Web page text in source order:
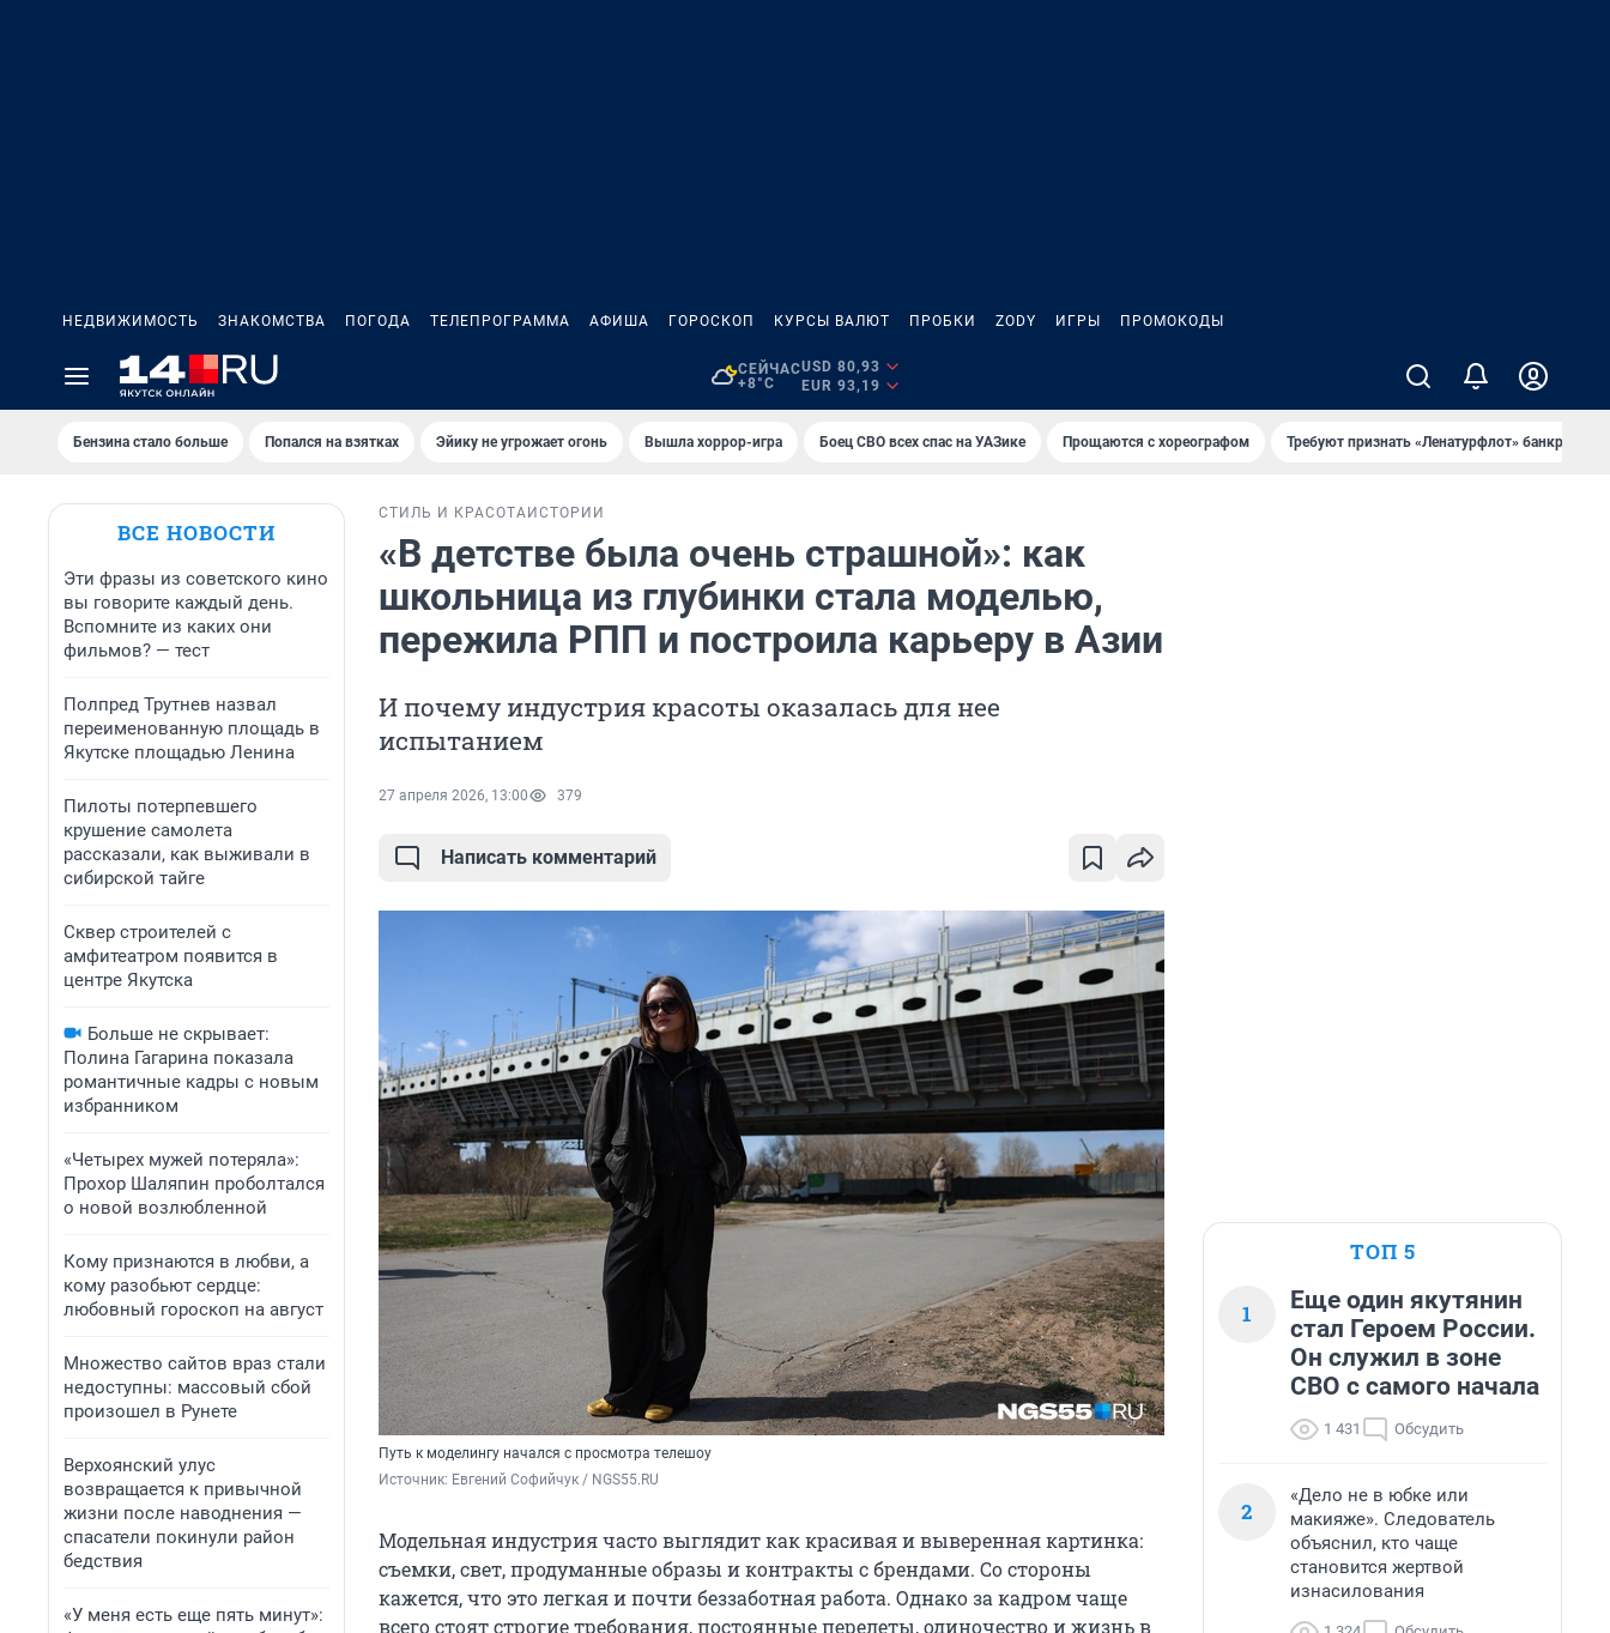
НЕДВИЖИМОСТЬ ЗНАКОМСТВА ПОГОДА ТЕЛЕПРОГРАММА АФИША ГОРОСКОП КУРСЫ ВАЛЮТ ПРОБКИ ZODY ИГРЫ ПРОМОКОДЫ
СЕЙЧАС
+8°C
USD 80,93
EUR 93,19
Бензина стало больше Попался на взятках Эйику не угрожает огонь Вышла хоррор-игра Боец СВО всех спас на УАЗике Прощаются с хореографом Требуют признать «Ленатурфлот» банкротом
ВСЕ НОВОСТИ
Эти фразы из советского кино
вы говорите каждый день.
Вспомните из каких они
фильмов? — тест
Полпред Трутнев назвал
переименованную площадь в
Якутске площадью Ленина
Пилоты потерпевшего
крушение самолета
рассказали, как выживали в
сибирской тайге
Сквер строителей с
амфитеатром появится в
центре Якутска
Больше не скрывает:
Полина Гагарина показала
романтичные кадры с новым
избранником
«Четырех мужей потеряла»:
Прохор Шаляпин проболтался
о новой возлюбленной
Кому признаются в любви, а
кому разобьют сердце:
любовный гороскоп на август
Множество сайтов враз стали
недоступны: массовый сбой
произошел в Рунете
Верхоянский улус
возвращается к привычной
жизни после наводнения —
спасатели покинули район
бедствия
«У меня есть еще пять минут»:
СТИЛЬ И КРАСОТА ИСТОРИИ
«В детстве была очень страшной»: как
школьница из глубинки стала моделью,
пережила РПП и построила карьеру в Азии
И почему индустрия красоты оказалась для нее
испытанием
27 апреля 2026, 13:00 379
Написать комментарий
Путь к моделингу начался с просмотра телешоу
Источник: Евгений Софийчук / NGS55.RU
Модельная индустрия часто выглядит как красивая и выверенная картинка:
съемки, свет, продуманные образы и контракты с брендами. Со стороны
кажется, что это легкая и почти беззаботная работа. Однако за кадром чаще
всего стоят строгие требования, постоянные перелеты, одиночество и жизнь в
ТОП 5
1
Еще один якутянин
стал Героем России.
Он служил в зоне
СВО с самого начала
1 431 Обсудить
2
«Дело не в юбке или
макияже». Следователь
объяснил, кто чаще
становится жертвой
изнасилования